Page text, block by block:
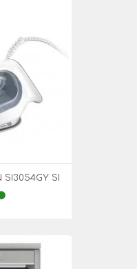
SI3054GY SI